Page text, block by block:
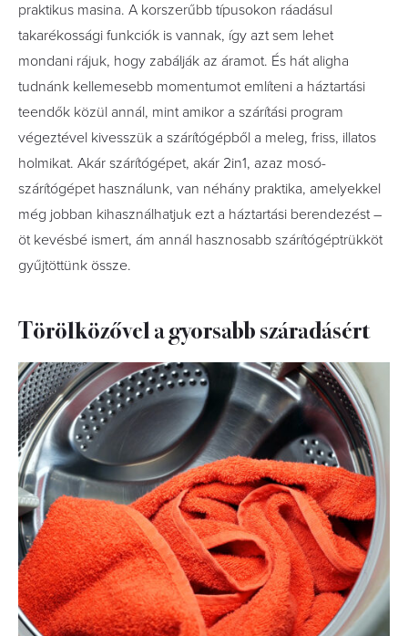
praktikus masina. A korszerűbb típusokon ráadásul
takarékossági funkciók is vannak, így azt sem lehet
mondani rájuk, hogy zabálják az áramot. És hát aligha
tudnánk kellemesebb momentumot említeni a háztartási
teendők közül annál, mint amikor a szárítási program
végeztével kivesszük a szárítógépből a meleg, friss, illatos
holmikat. Akár szárítógépet, akár 2in1, azaz mosó-
szárítógépet használunk, van néhány praktika, amelyekkel
még jobban kihasználhatjuk ezt a háztartási berendezést –
öt kevésbé ismert, ám annál hasznosabb szárítógéptrükköt
gyűjtöttünk össze.
Törölközővel a gyorsabb száradásért